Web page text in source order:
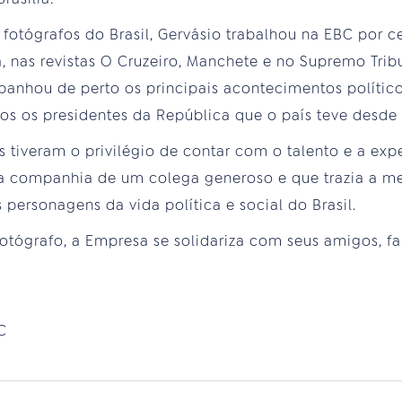
do Brasil, Gervásio trabalhou na EBC por
revistas O Cruzeiro, Manchete e no Supremo
de perto os principais acontecimentos
os presidentes da República que o país teve desde
tiveram o privilégio de contar com o talento e a
companhia de um colega generoso e que trazia a
personagens da vida política e social do Brasil.
a Empresa se solidariza com seus amigos,